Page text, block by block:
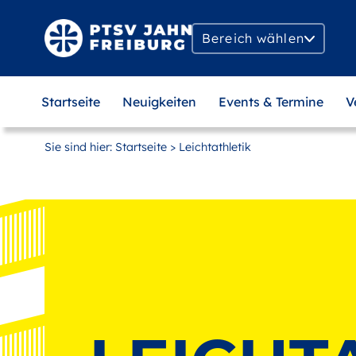
Hauptinhalt
springen
Bereich wählen
MAIN
NAVIGATION
Startseite Neuigkeiten Events & Termine
Sie sind hier: Startseite > Leichtathletik